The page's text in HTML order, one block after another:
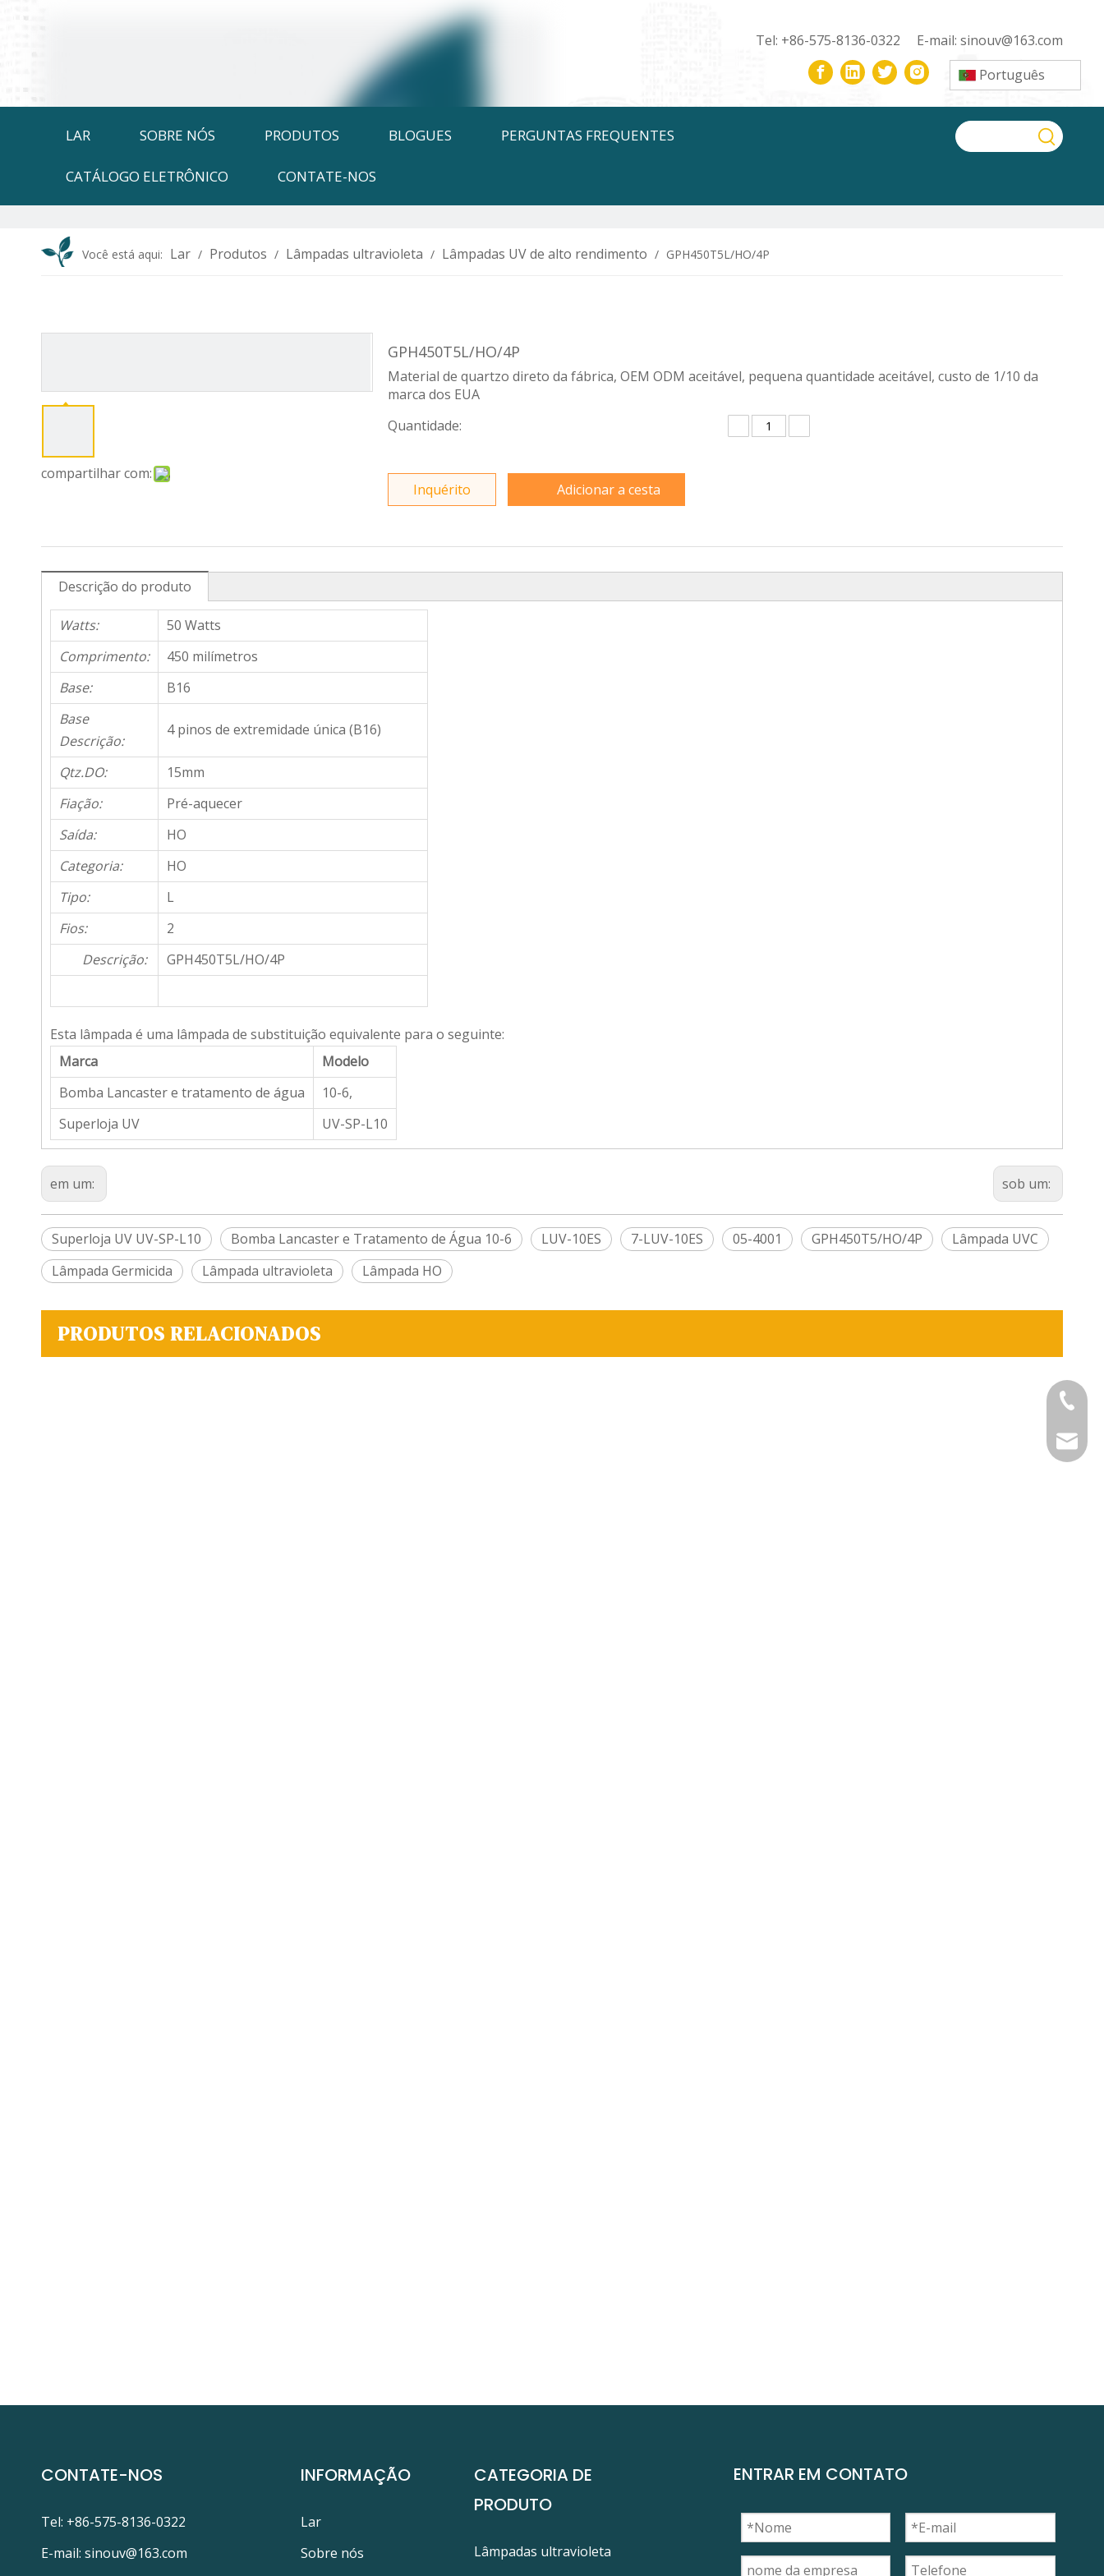
Tel: +86-575-8136-0322 E-mail: sinouv@163.com
Português
LAR SOBRE NÓS PRODUTOS BLOGUES PERGUNTAS FREQUENTES
CATÁLOGO ELETRÔNICO CONTATE-NOS
Você está aqui: Lar / Produtos / Lâmpadas ultravioleta / Lâmpadas UV de alto rendimento / GPH450T5L/HO/4P
compartilhar com:
GPH450T5L/HO/4P
Material de quartzo direto da fábrica, OEM ODM aceitável, pequena quantidade aceitável, custo de 1/10 da
marca dos EUA
Quantidade:
Inquérito Adicionar a cesta
Descrição do produto
Watts:
50 Watts
Comprimento:
450 milímetros
Base:
B16
Base
Descrição:
4 pinos de extremidade única (B16)
Qtz.DO:
15mm
Fiação:
Pré-aquecer
Saída:
HO
Categoria:
HO
Tipo:
L
Fios:
2
Descrição:
GPH450T5L/HO/4P
Esta lâmpada é uma lâmpada de substituição equivalente para o seguinte:
Marca
Modelo
Bomba Lancaster e tratamento de água
10-6,
Superloja UV
UV-SP-L10
em um: sob um:
Superloja UV UV-SP-L10 Bomba Lancaster e Tratamento de Água 10-6 LUV-10ES 7-LUV-10ES 05-4001 GPH450T5/HO/4P
Lâmpada UVC
Lâmpada Germicida
Lâmpada ultravioleta Lâmpada HO
PRODUTOS RELACIONADOS
CONTATE-NOS
Tel: +86-575-8136-0322
E-mail: sinouv@163.com
+86-
INFORMAÇÃO
Lar
Sobre nós
CATEGORIA DE
PRODUTO
Lâmpadas ultravioleta
ENTRAR EM CONTATO